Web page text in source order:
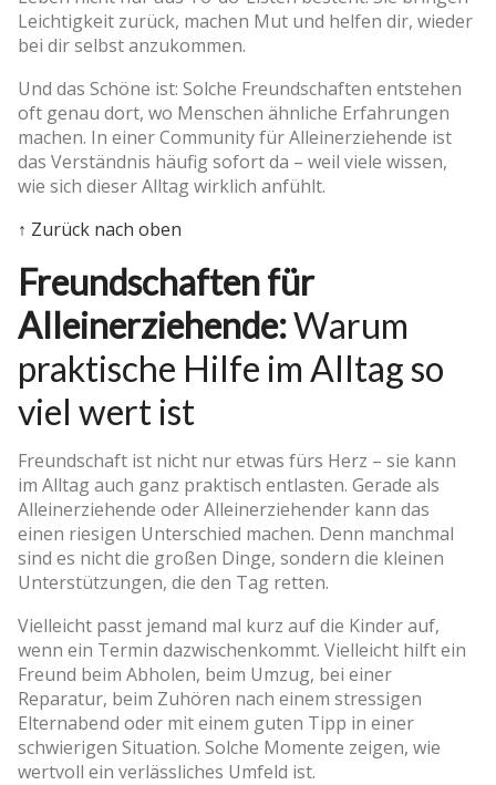
Leichtigkeit zurück, machen Mut und helfen dir, wieder
bei dir selbst anzukommen.
Und das Schöne ist: Solche Freundschaften entstehen
oft genau dort, wo Menschen ähnliche Erfahrungen
machen. In einer Community für Alleinerziehende ist
das Verständnis häufig sofort da – weil viele wissen,
wie sich dieser Alltag wirklich anfühlt.
↑ Zurück nach oben
Freundschaften für
Alleinerziehende:Warum
praktische Hilfe im Alltag so
viel wert ist
Freundschaft ist nicht nur etwas fürs Herz – sie kann
im Alltag auch ganz praktisch entlasten. Gerade als
Alleinerziehende oder Alleinerziehender kann das
einen riesigen Unterschied machen. Denn manchmal
sind es nicht die großen Dinge, sondern die kleinen
Unterstützungen, die den Tag retten.
Vielleicht passt jemand mal kurz auf die Kinder auf,
wenn ein Termin dazwischenkommt. Vielleicht hilft ein
Freund beim Abholen, beim Umzug, bei einer
Reparatur, beim Zuhören nach einem stressigen
Elternabend oder mit einem guten Tipp in einer
schwierigen Situation. Solche Momente zeigen, wie
wertvoll ein verlässliches Umfeld ist.